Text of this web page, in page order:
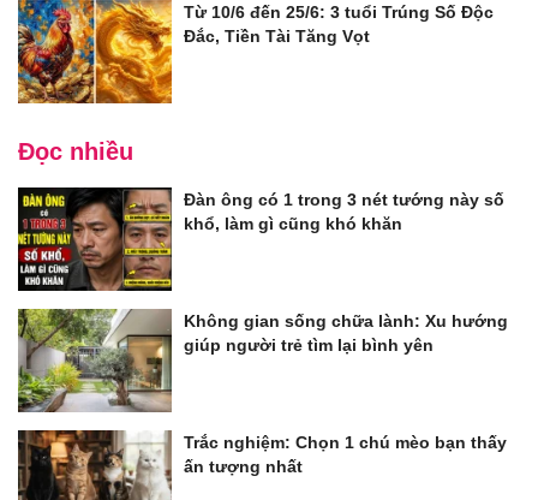
Từ 10/6 đến 25/6: 3 tuổi Trúng Số Độc
Đắc, Tiền Tài Tăng Vọt
Đọc nhiều
Đàn ông có 1 trong 3 nét tướng này số
khổ, làm gì cũng khó khăn
Không gian sống chữa lành: Xu hướng
giúp người trẻ tìm lại bình yên
Trắc nghiệm: Chọn 1 chú mèo bạn thấy
ấn tượng nhất